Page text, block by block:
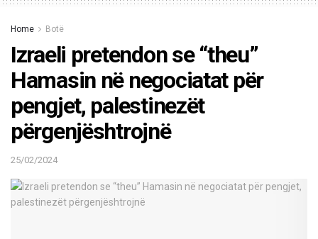
Home Botë
Izraeli pretendon se “theu”
Hamasin në negociatat për
pengjet, palestinezët
përgenjështrojnë
25/02/2024